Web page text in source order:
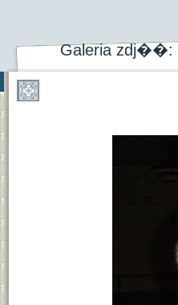
Galeria zdj��: